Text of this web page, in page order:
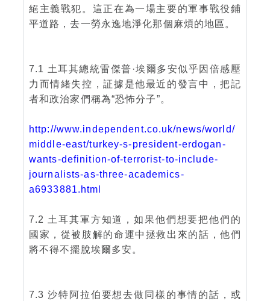
絕主義戰犯。這正在為一場主要的軍事戰役鋪
平道路，去一勞永逸地淨化那個麻煩的地區。
7.1 土耳其總統雷傑普·埃爾多安似乎因倍感壓
力而情緒失控，証據是他最近的發言中，把記
者和政治家們稱為“恐怖分子”。
http://www.independent.co.uk/news/world/
middle-east/turkey-s-president-erdogan-
wants-definition-of-terrorist-to-include-
journalists-as-three-academics-
a6933881.html
7.2 土耳其軍方知道，如果他們想要把他們的
國家，從被肢解的命運中拯救出來的話，他們
將不得不擺脫埃爾多安。
7.3 沙特阿拉伯要想去做同樣的事情的話，或